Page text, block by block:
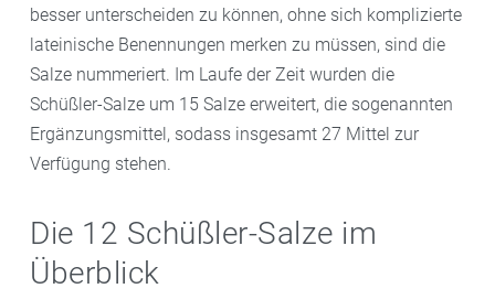
besser unterscheiden zu können, ohne sich komplizierte
lateinische Benennungen merken zu müssen, sind die
Salze nummeriert. Im Laufe der Zeit wurden die
Schüßler-Salze um 15 Salze erweitert, die sogenannten
Ergänzungsmittel, sodass insgesamt 27 Mittel zur
Verfügung stehen.
Die 12 Schüßler-Salze im
Überblick